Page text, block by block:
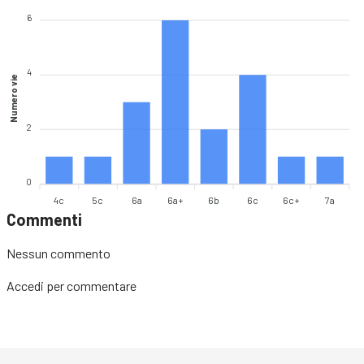
6
4
2
0
Numero vie
4c 5c 6a 6a+ 6b 6c 6c+ 7a
Commenti
Nessun commento
Accedi per commentare